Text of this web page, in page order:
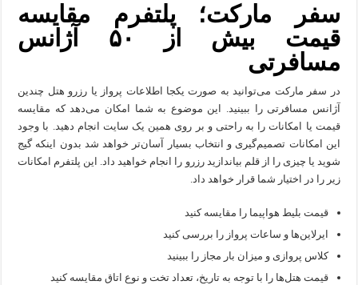
سفر مارکت؛ پلتفرم مقایسه
قیمت بیش از ۵۰ آژانس
مسافرتی
در سفر مارکت می‌توانید به صورت یکجا اطلاعات پرواز یا رزرو هتل چندین
آژانس مسافرتی را ببینید. این موضوع به شما امکان می‌دهد که مقایسه
قیمت یا امکانات را به راحتی و بر روی همین یک سایت انجام دهید. با وجود
این امکانات تصمیم‌گیری و انتخاب بسیار آسان‌تر خواهد شد بدون اینکه گیج
شوید یا چیزی را از قلم بیاندازید رزرو را انجام خواهید داد. این پلتفرم امکانات
زیر را در اختیار شما قرار خواهد داد.
قیمت بلیط هواپیما را مقایسه کنید
ایرلاین‌ها و ساعات پرواز را بررسی کنید
کلاس پروازی و میزان بار مجاز را ببینید
قیمت هتل‌ها را با توجه به تاریخ، تعداد تخت و نوع اتاق مقایسه کنید